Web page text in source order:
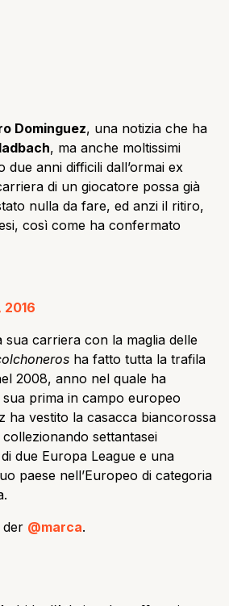
Dominguez, una notizia che ha
, ma anche moltissimi
anni difficili dall’ormai ex
di un giocatore possa già
nulla da fare, ed anzi il ritiro,
così come ha confermato
2016
carriera con la maglia delle
ha fatto tutta la trafila
2008, anno nel quale ha
prima in campo europeo
ha vestito la casacca biancorossa
settantasei
due Europa League e una
paese nell’Europeo di categoria
der @marca.